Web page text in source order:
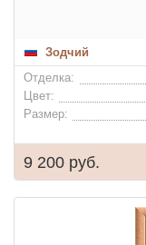
Зодчий
Отделка:
Цвет:
Размер:
9 200 руб.